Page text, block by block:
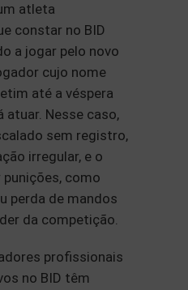
atleta
constar no BID
a jogar pelo novo
cujo nome
até a véspera
atuar. Nesse caso,
sem registro,
irregular, e o
como
perda de mandos
da competição.
profissionais
no BID têm